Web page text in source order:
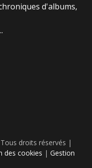
d'albums,
droits réservés |
des cookies | Gestion